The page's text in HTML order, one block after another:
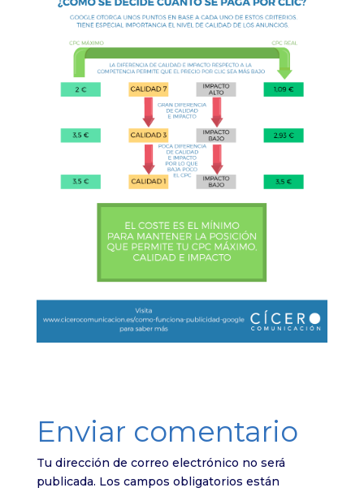
Enviar comentario
Tu dirección de correo electrónico no será
publicada. Los campos obligatorios están